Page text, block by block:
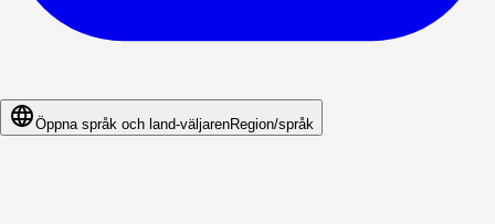
Öppna språk och land-väljarenRegion/språk